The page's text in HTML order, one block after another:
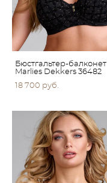
Бюстгальтер-балконет
Marlies Dekkers 36482
18 700 pуб.